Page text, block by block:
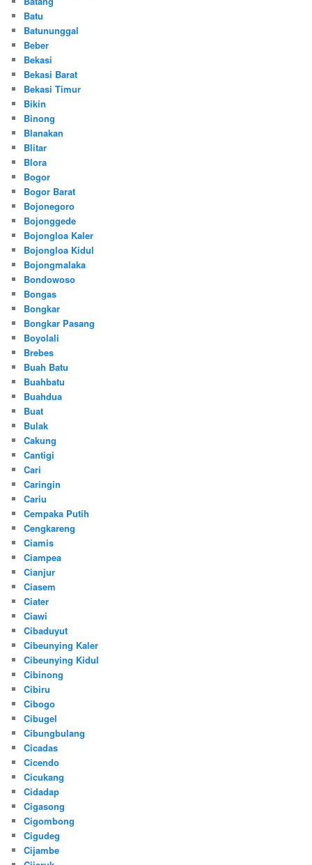
Batu
Batununggal
Beber
Bekasi
Bekasi Barat
Bekasi Timur
Bikin
Binong
Blanakan
Blitar
Blora
Bogor
Bogor Barat
Bojonegoro
Bojonggede
Bojongloa Kaler
Bojongloa Kidul
Bojongmalaka
Bondowoso
Bongas
Bongkar
Bongkar Pasang
Boyolali
Brebes
Buah Batu
Buahbatu
Buahdua
Buat
Bulak
Cakung
Cantigi
Cari
Caringin
Cariu
Cempaka Putih
Cengkareng
Ciamis
Ciampea
Cianjur
Ciasem
Ciater
Ciawi
Cibaduyut
Cibeunying Kaler
Cibeunying Kidul
Cibinong
Cibiru
Cibogo
Cibugel
Cibungbulang
Cicadas
Cicendo
Cicukang
Cidadap
Cigasong
Cigombong
Cigudeg
Cijambe